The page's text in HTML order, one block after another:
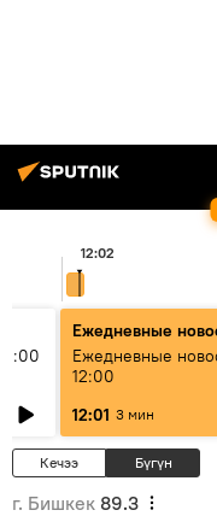
12:02
Ежедневные
Ежедневные
12:00
12:01 3 мин
Кечээ Бүгүн
г. Бишкек 89.3